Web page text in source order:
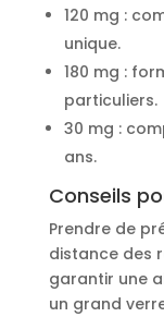
120 mg :
unique.
180 mg :
particuliers.
30 mg :
ans.
Conseils
Prendre de
distance des
garantir une
un grand